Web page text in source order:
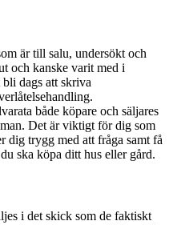
är till salu, undersökt och
och kanske varit med i
dags att skriva
både köpare och säljares
Det är viktigt för dig som
dig trygg med att fråga samt få
ska köpa ditt hus eller gård.
i det skick som de faktiskt